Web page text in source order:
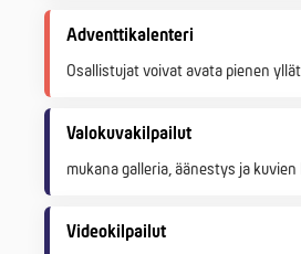
Adventtikalenteri
Osallistujat voivat avata pienen
Valokuvakilpailut
mukana galleria, äänestys ja
Videokilpailut